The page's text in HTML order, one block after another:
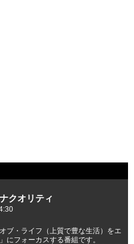
クオリティ
ブ・ライフ（上質で豊な生活）をエ
にフォーカスする番組です。